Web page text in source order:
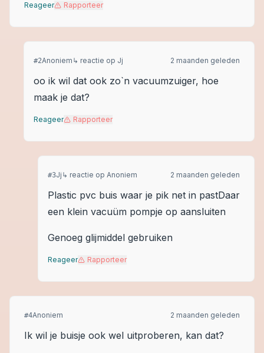
Reageer Rapporteer
#2Anoniem ↳ reactie op Jj 2 maanden geleden
oo ik wil dat ook zo`n vacuumzuiger, hoe
maak je dat?
Reageer Rapporteer
#3Jj ↳ reactie op Anoniem 2 maanden geleden
Plastic pvc buis waar je pik net in pastDaar
een klein vacuüm pompje op aansluiten
Genoeg glijmiddel gebruiken
Reageer Rapporteer
#4Anoniem 2 maanden geleden
Ik wil je buisje ook wel uitproberen, kan dat?